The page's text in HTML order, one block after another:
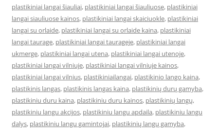
plastikiniai langai šiauliai, plastikiniai langai šiauliuose, plastikiniai
langai siauliuose kainos, plastikiniai langai skaiciuokle, plastikiniai
langai su orlaide, plastikiniai langai su orlaide kaina, plastikiniai
langai taurage, plastikiniai langai taurageje, plastikiniai langai
ukmerge, plastikiniai langai utena, plastikiniai langai utenoje,
plastikiniai langai vilniuje, plastikiniai langai vilniuje kainos,
plastikiniai langai vilnius, plastikiniailangai, plastikinio lango kaina,
plastikinis langas, plastikinis langas kaina, plastikinių durų gamyba,
plastikiniu duru kaina, plastikiniu duru kainos, plastikinių langų,
plastikiniu langu akcijos, plastikiniu langu apdaila, plastikiniu langu
dalys, plastikiniu langu gamintojai, plastikinių langų gamyba,